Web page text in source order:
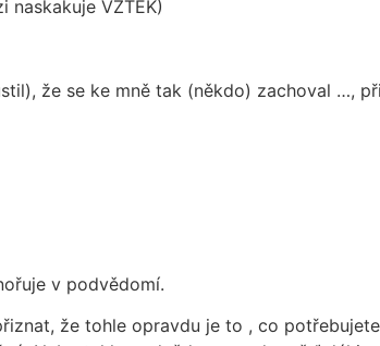
naskakuje VZTEK)
že se ke mně tak (někdo) zachoval …,
v podvědomí.
že tohle opravdu je to , co